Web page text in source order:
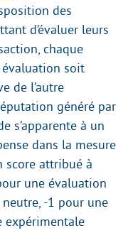
des
d’évaluer leurs
chaque
évaluation soit
de l’autre
généré par
s’apparente à un
dans la mesure
score attribué à
une évaluation
-1 pour une
expérimentale